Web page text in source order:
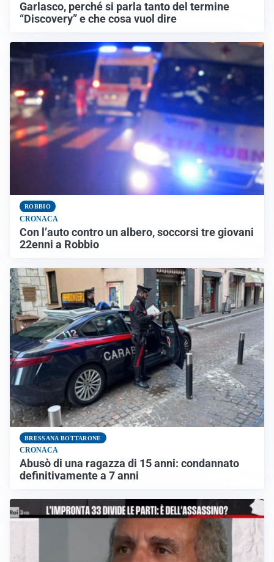
Garlasco, perché si parla tanto del termine
“Discovery” e che cosa vuol dire
ROBBIO
CRONACA
Con l’auto contro un albero, soccorsi tre giovani
22enni a Robbio
BRESSANA BOTTARONE
CRONACA
Abusò di una ragazza di 15 anni: condannato
definitivamente a 7 anni